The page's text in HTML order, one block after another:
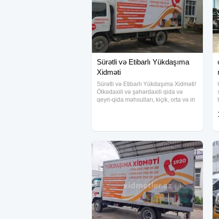
Sürətli və Etibarlı Yükdaşıma
Xidməti
Sürətli və Etibarlı Yükdaşıma Xidməti!
Ölkədaxili və şəhərdaxili qida və
qeyri-qida məhsulları, kiçik, orta və iri